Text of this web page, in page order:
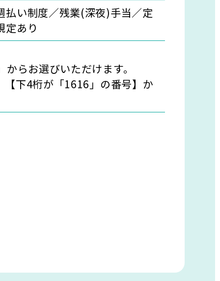
払い制度／残業(深夜)手当／定
あり
らお選びいただけます。
下4桁が「1616」の番号】か